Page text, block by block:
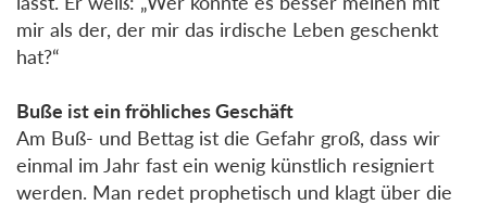
mir als der, der mir das irdische Leben geschenkt
hat?“
Buße ist ein fröhliches Geschäft
Am Buß- und Bettag ist die Gefahr groß, dass wir
einmal im Jahr fast ein wenig künstlich resigniert
werden. Man redet prophetisch und klagt über die